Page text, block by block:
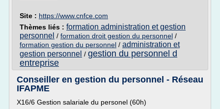
Site : https://www.cnfce.com
Thèmes liés : formation administration et gestion
personnel / formation droit gestion du personnel /
formation gestion du personnel / administration et
gestion personnel / gestion du personnel d
entreprise
Conseiller en gestion du personnel - Réseau
IFAPME
X16/6 Gestion salariale du personel (60h)